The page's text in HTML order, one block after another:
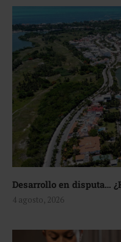
Desarrollo en disputa…
4 agosto, 2026